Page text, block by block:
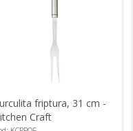
friptura, 31 cm -
Craft